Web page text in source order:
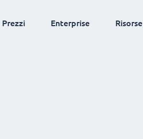
Prezzi Enterprise Risorse